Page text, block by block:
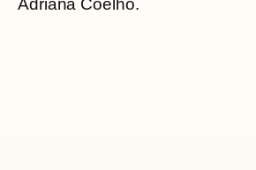
Adriana Coelho.